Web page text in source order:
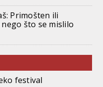
Primošten ili
što se mislilo
festival